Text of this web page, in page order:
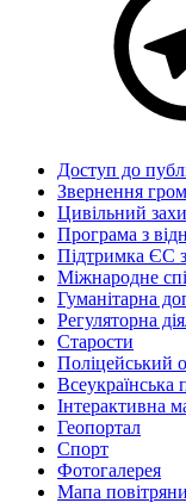
Доступ до
Звернення
Цивільний
Програма з
Підтримка ЄС
Міжнародне
Гуманітарна
Регуляторна
Старости
Поліцейський
Всеукраїнська
Інтерактивна
Геопортал
Спорт
Фотогалерея
Мапа